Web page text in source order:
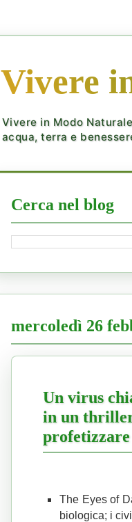
Vivere
Vivere in Modo
acqua, terra e
Cerca nel blog
mercoledì 26
Un virus
in un
profetizzare
The Eyes of
biologica; i